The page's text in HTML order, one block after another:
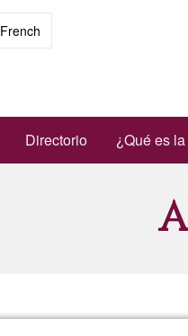
French
Directorio ¿Qué es